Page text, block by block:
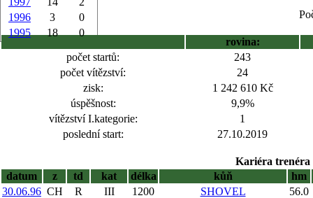
1996
3
0
1995
18 0
rovina:
počet startů:
243
počet vítězství:
24
zisk:
1 242 610 Kč
úspěšnost:
9,9%
vítězství I.kategorie:
1
poslední start:
27.10.2019
Kariéra trenéra
datum
z td kat délka kůň
hm
30.06.96 CH R III 1200 SHOVEL
56.0